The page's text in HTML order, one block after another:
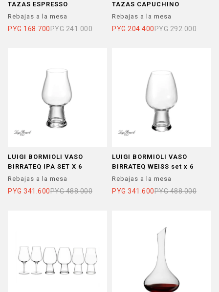
TAZAS ESPRESSO
Rebajas a la mesa
PYG 168.700PYG 241.000
TAZAS CAPUCHINO
Rebajas a la mesa
PYG 204.400PYG 292.000
LUIGI BORMIOLI VASO
BIRRATEQ IPA SET X 6
Rebajas a la mesa
PYG 341.600PYG 488.000
LUIGI BORMIOLI VASO
BIRRATEQ WEISS set x 6
Rebajas a la mesa
PYG 341.600PYG 488.000